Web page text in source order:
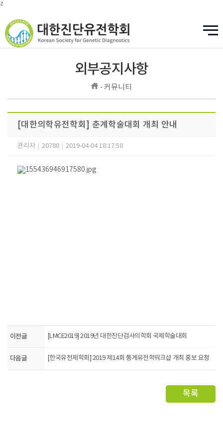
z
외부공지사항
- 커뮤니티
[대한의학유전학회] 춘계학술대회 개최 안내
관리자 20788 2019-04-04 18:17:58
이전글 [LMCE2019] 2019년 대한진단검사의학회 국제학술대회
다음글 [한국유전체학회] 2019 제14회 통계유전학워크샵 개최 홍보 요청
목록